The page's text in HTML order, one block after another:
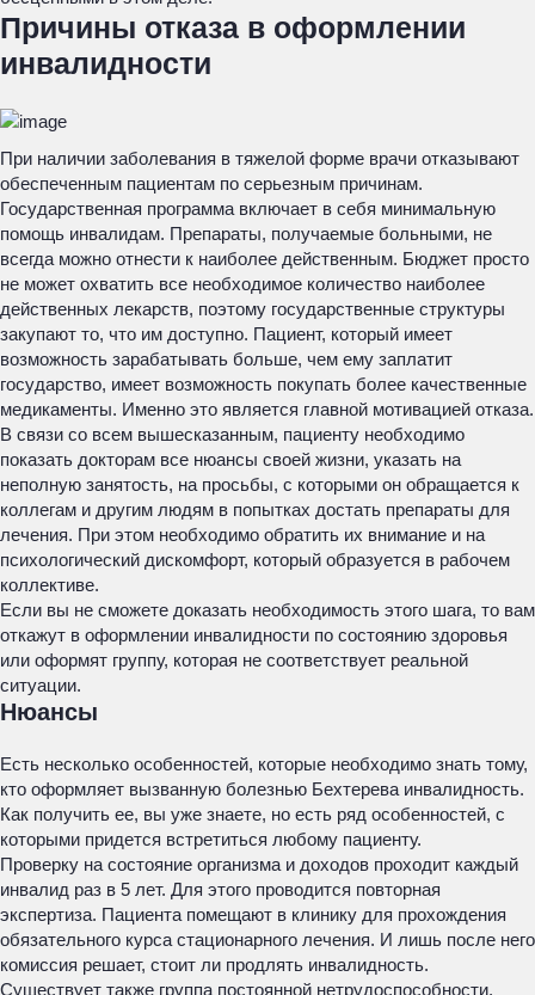
Причины отказа в оформлении
инвалидности
При наличии заболевания в тяжелой форме врачи отказывают
обеспеченным пациентам по серьезным причинам.
Государственная программа включает в себя минимальную
помощь инвалидам. Препараты, получаемые больными, не
всегда можно отнести к наиболее действенным. Бюджет просто
не может охватить все необходимое количество наиболее
действенных лекарств, поэтому государственные структуры
закупают то, что им доступно. Пациент, который имеет
возможность зарабатывать больше, чем ему заплатит
государство, имеет возможность покупать более качественные
медикаменты. Именно это является главной мотивацией отказа.
В связи со всем вышесказанным, пациенту необходимо
показать докторам все нюансы своей жизни, указать на
неполную занятость, на просьбы, с которыми он обращается к
коллегам и другим людям в попытках достать препараты для
лечения. При этом необходимо обратить их внимание и на
психологический дискомфорт, который образуется в рабочем
коллективе.
Если вы не сможете доказать необходимость этого шага, то вам
откажут в оформлении инвалидности по состоянию здоровья
или оформят группу, которая не соответствует реальной
ситуации.
Нюансы
Есть несколько особенностей, которые необходимо знать тому,
кто оформляет вызванную болезнью Бехтерева инвалидность.
Как получить ее, вы уже знаете, но есть ряд особенностей, с
которыми придется встретиться любому пациенту.
Проверку на состояние организма и доходов проходит каждый
инвалид раз в 5 лет. Для этого проводится повторная
экспертиза. Пациента помещают в клинику для прохождения
обязательного курса стационарного лечения. И лишь после него
комиссия решает, стоит ли продлять инвалидность.
Существует также группа постоянной нетрудоспособности.